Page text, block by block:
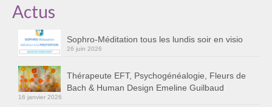
Sophro-Méditation tous les lundis soir en visio
Cursus « Le chemin par la psyché »
Prendre contact
Bertrand Thomas, Psychopraticien
Actus
Sophro-Méditation tous les lundis soir en visio
26 juin 2026
Thérapeute EFT, Psychogénéalogie, Fleurs de
Bach & Human Design Emeline Guilbaud
16 janvier 2026